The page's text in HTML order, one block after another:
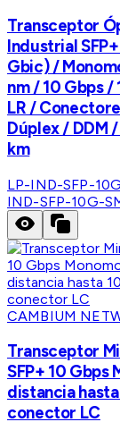
Transceptor
Industrial
Gbic) /
nm / 10 Gbps /
LR /
Dúplex / DDM
km
LP-IND-SFP-
IND-SFP-10G-
CAMBIUM
Transceptor
SFP+ 10 Gbps
distancia
conector LC